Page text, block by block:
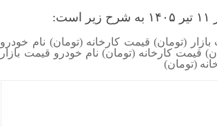
(تومان) قیمت کارخانه (تومان) نام خودرو
قیمت کارخانه (تومان) نام خودرو قیمت بازار
(تومان)